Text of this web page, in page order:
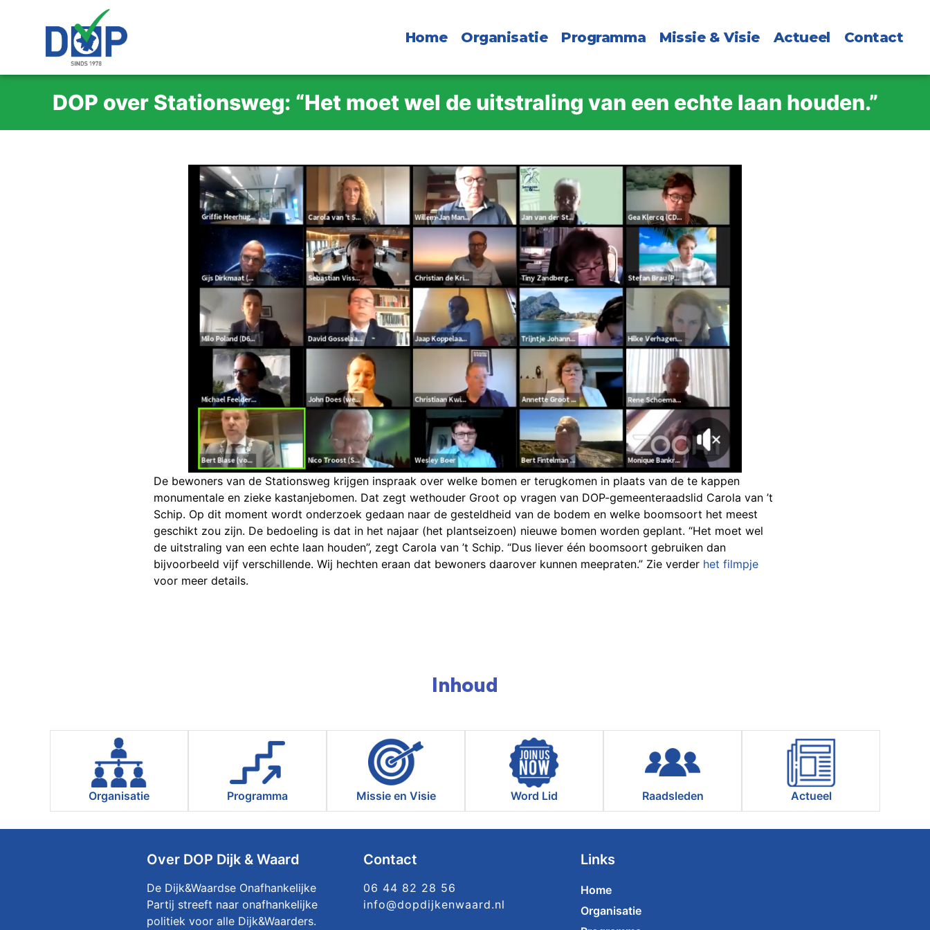
Home Organisatie Programma Missie & Visie Actueel Contact
DOP over Stationsweg: “Het moet wel de uitstraling van een echte laan houden.”
De bewoners van de Stationsweg krijgen inspraak over welke bomen er terugkomen in plaats van de te kappen
monumentale en zieke kastanjebomen. Dat zegt wethouder Groot op vragen van DOP-gemeenteraadslid Carola van ’t
Schip. Op dit moment wordt onderzoek gedaan naar de gesteldheid van de bodem en welke boomsoort het meest
geschikt zou zijn. De bedoeling is dat in het najaar (het plantseizoen) nieuwe bomen worden geplant. “Het moet wel
de uitstraling van een echte laan houden”, zegt Carola van ’t Schip. “Dus liever één boomsoort gebruiken dan
bijvoorbeeld vijf verschillende. Wij hechten eraan dat bewoners daarover kunnen meepraten.” Zie verder het filmpje
voor meer details.
Inhoud
Organisatie Programma Missie en Visie Word Lid Raadsleden Actueel
Over DOP Dijk & Waard
De Dijk&Waardse Onafhankelijke
Partij streeft naar onafhankelijke
politiek voor alle Dijk&Waarders.
Contact
06 44 82 28 56
info@dopdijkenwaard.nl
Links
Home
Organisatie